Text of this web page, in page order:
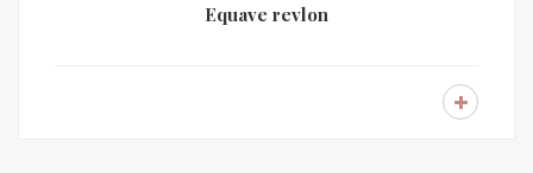
Equave revlon